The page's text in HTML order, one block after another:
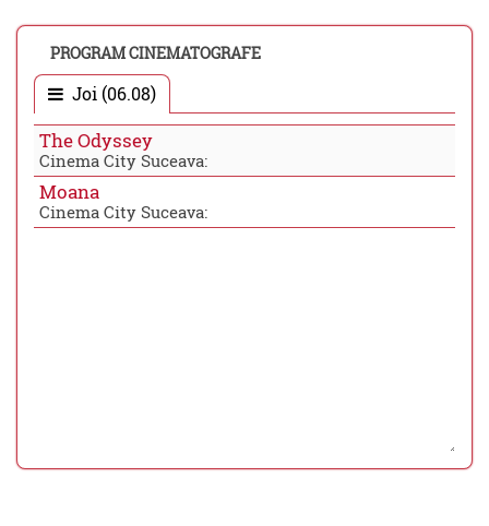
PROGRAM CINEMATOGRAFE
Joi (06.08)
The Odyssey
Cinema City Suceava:
Moana
Cinema City Suceava: